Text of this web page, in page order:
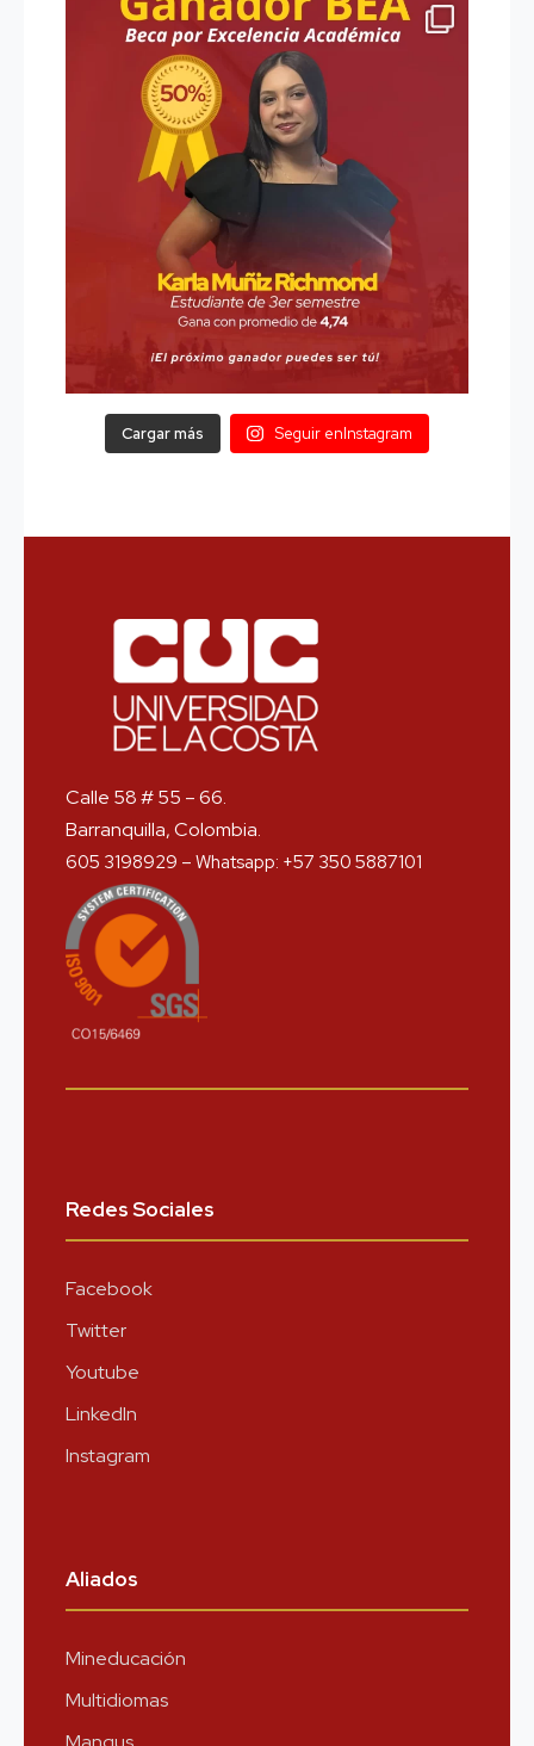
Cargar más Seguir enInstagram
Calle 58 # 55 – 66.
Barranquilla, Colombia.
605 3198929 – Whatsapp: +57 350 5887101
Redes Sociales
Facebook
Twitter
Youtube
LinkedIn
Instagram
Aliados
Mineducación
Multidiomas